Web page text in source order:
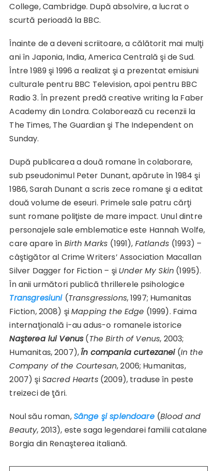
College, Cambridge. După absolvire, a lucrat o
scurtă perioadă la BBC.
Înainte de a deveni scriitoare, a călătorit mai mulţi
ani în Japonia, India, America Centrală şi de Sud.
Între 1989 şi 1996 a realizat şi a prezentat emisiuni
culturale pentru BBC Television, apoi pentru BBC
Radio 3. În prezent predă creative writing la Faber
Academy din Londra. Colaborează cu recenzii la
The Times, The Guardian şi The Independent on
Sunday.
După publicarea a două romane în colaborare,
sub pseudonimul Peter Dunant, apărute în 1984 şi
1986, Sarah Dunant a scris zece romane şi a editat
două volume de eseuri. Primele sale patru cărţi
sunt romane poliţiste de mare impact. Unul dintre
personajele sale emblematice este Hannah Wolfe,
care apare în Birth Marks (1991), Fatlands (1993) –
câştigător al Crime Writers’ Association Macallan
Silver Dagger for Fiction – şi Under My Skin (1995).
În anii următori publică thrillerele psihologice
Transgresiuni (Transgressions, 1997; Humanitas
Fiction, 2008) şiMapping the Edge (1999). Faima
internaţională i-au adus-o romanele istorice
Naşterea lui Venus(The Birth of Venus, 2003;
Humanitas, 2007),În compania curtezanei(In the
Company of the Courtesan, 2006; Humanitas,
2007) şiSacred Hearts(2009), traduse în peste
treizeci de ţări.
Noul său roman,Sânge şi splendoare (Blood and
Beauty, 2013), este saga legendarei familii catalane
Borgia din Renaşterea italiană.